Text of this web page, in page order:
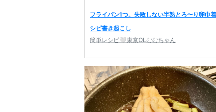
フライパン1つ。失敗しない半熟とろ〜り卵巾
シピ書き起こし
簡単レシピ🤍東京OLむむちゃん